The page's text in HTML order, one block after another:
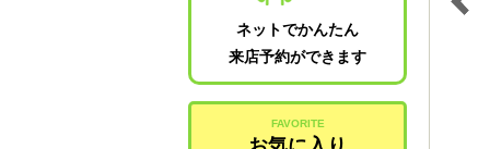
ネットでかんたん
来店予約ができます
FAVORITE